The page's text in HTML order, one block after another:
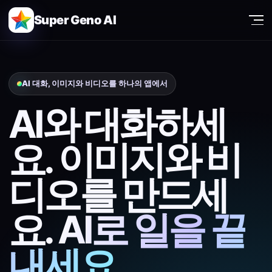
Super Geno AI
AI 대화, 이미지와 비디오를 하나의 앱에서
AI와 대화하세
요. 이미지와 비
디오를 만드세
요.AI로 일을 끝